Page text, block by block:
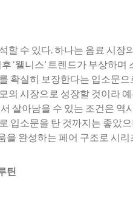
할 수 있다. 하나는 음료 시
‘웰니스’ 트렌드가 부상하
확실히 보장한다는 입소문
의 시장으로 성장할 것이라
살아남을 수 있는 조건은 역
입소문을 탄 것까지는 좋았
을 완성하는 페어 구조로 시
틴